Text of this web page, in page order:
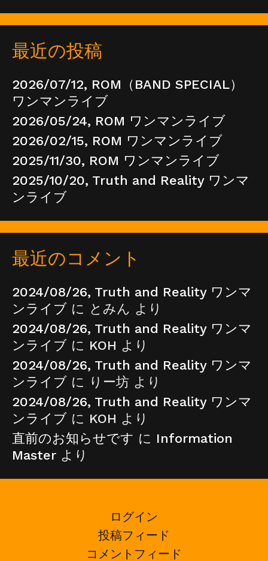
最近の投稿
2026/07/12, ROM（BAND SPECIAL）
ワンマンライブ
2026/05/24, ROM ワンマンライブ
2026/02/15, ROM ワンマンライブ
2025/11/30, ROM ワンマンライブ
2025/10/20, Truth and Reality ワンマ
ンライブ
最近のコメント
2024/08/26, Truth and Reality ワンマ
ンライブ に とみん より
2024/08/26, Truth and Reality ワンマ
ンライブ に KOH より
2024/08/26, Truth and Reality ワンマ
ンライブ に りー坊 より
2024/08/26, Truth and Reality ワンマ
ンライブ に KOH より
直前のお知らせです に Information
Master より
ログイン
投稿フィード
コメントフィード